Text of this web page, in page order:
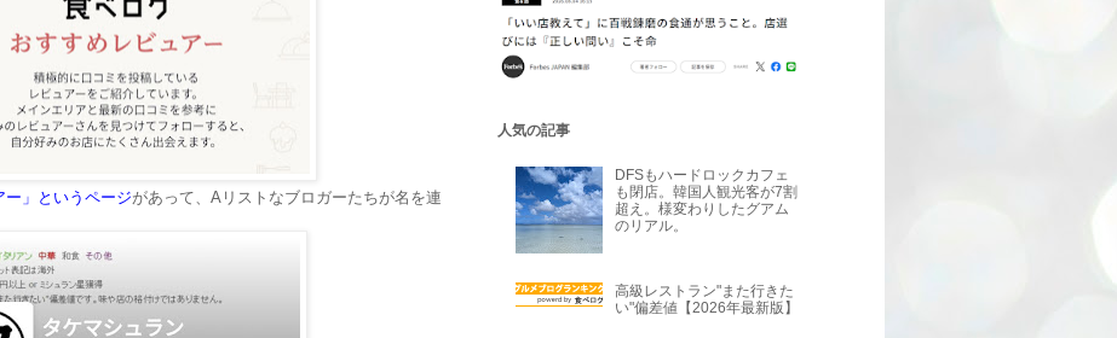
ー」というページがあって、Aリストなブロガーたちが名を連
人気の記事
DFSもハードロックカフェ
も閉店。韓国人観光客が7割
超え。様変わりしたグアム
のリアル。
高級レストラン"また行きた
い"偏差値【2026年最新版】